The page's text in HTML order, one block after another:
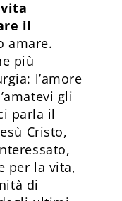
il
amare.
più
l’amore
gli
parla il
Cristo,
per la vita,
di